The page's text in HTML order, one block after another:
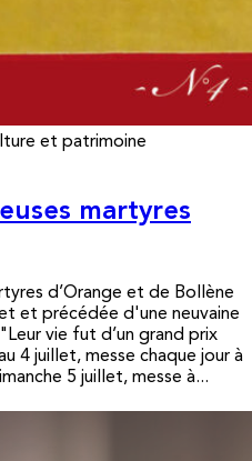
et patrimoine
martyres
d’Orange et de Bollène
et précédée d'une neuvaine
vie fut d’un grand prix
4 juillet, messe chaque jour à
5 juillet, messe à...